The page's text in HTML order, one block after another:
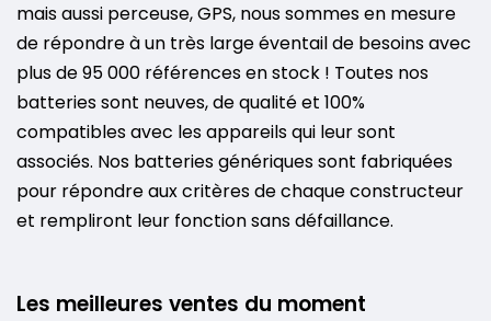
mais aussi perceuse, GPS, nous sommes en mesure
de répondre à un très large éventail de besoins avec
plus de 95 000 références en stock ! Toutes nos
batteries sont neuves, de qualité et 100%
compatibles avec les appareils qui leur sont
associés. Nos batteries génériques sont fabriquées
pour répondre aux critères de chaque constructeur
et rempliront leur fonction sans défaillance.
Les meilleures ventes du moment